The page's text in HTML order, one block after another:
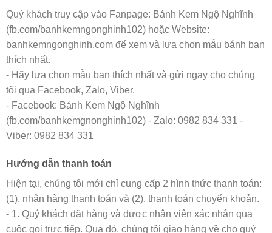
Quý khách truy cập vào Fanpage: Bánh Kem Ngộ Nghĩnh
(fb.com/banhkemngonghinh102) hoặc Website:
banhkemngonghinh.com để xem và lựa chọn mẫu bánh bạn
thích nhất.
- Hãy lựa chọn mẫu bạn thích nhất và gửi ngay cho chúng
tôi qua Facebook, Zalo, Viber.
- Facebook: Bánh Kem Ngộ Nghĩnh
(fb.com/banhkemgnonghinh102) - Zalo: 0982 834 331 -
Viber: 0982 834 331
Hướng dẫn thanh toán
Hiện tại, chúng tôi mới chỉ cung cấp 2 hình thức thanh toán:
(1). nhận hàng thanh toán và (2). thanh toán chuyển khoản.
- 1. Quý khách đặt hàng và được nhân viên xác nhận qua
cuộc gọi trực tiếp. Qua đó, chúng tôi giao hàng về cho quý